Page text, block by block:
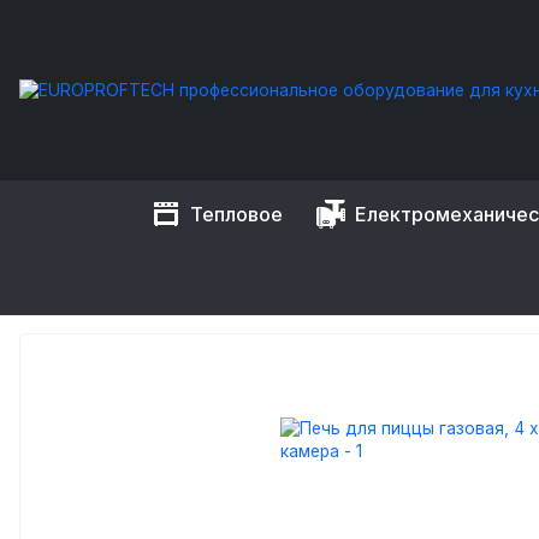
Тепловое
EUROPROFTECH Тепловое оборудование Печи для
ПЕЧЬ ДЛЯ ПИЦЦЫ